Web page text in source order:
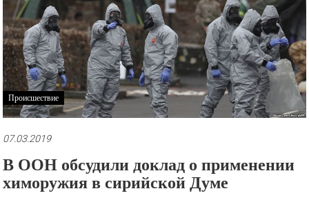
рекламные
ролики
и
презентации.
Происшествие
07.03.2019
В ООН обсудили доклад о применении
химоружия в сирийской Думе